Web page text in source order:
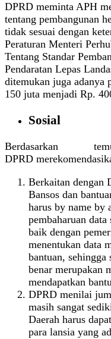
DPRD meminta APH
tentang pembangunan
tidak sesuai dengan
Peraturan Menteri
Tentang Standar
Pendaratan Lepas
ditemukan juga adanya
150 juta menjadi Rp.
Sosial
Berdasarkan
DPRD
Berkaitan dengan
Bansos dan
harus by name by
pembaharuan
baik dengan
menentukan data
bantuan, sehingga
benar merupakan
mendapatkan
DPRD menilai
masih sangat
Daerah harus
para lansia yang